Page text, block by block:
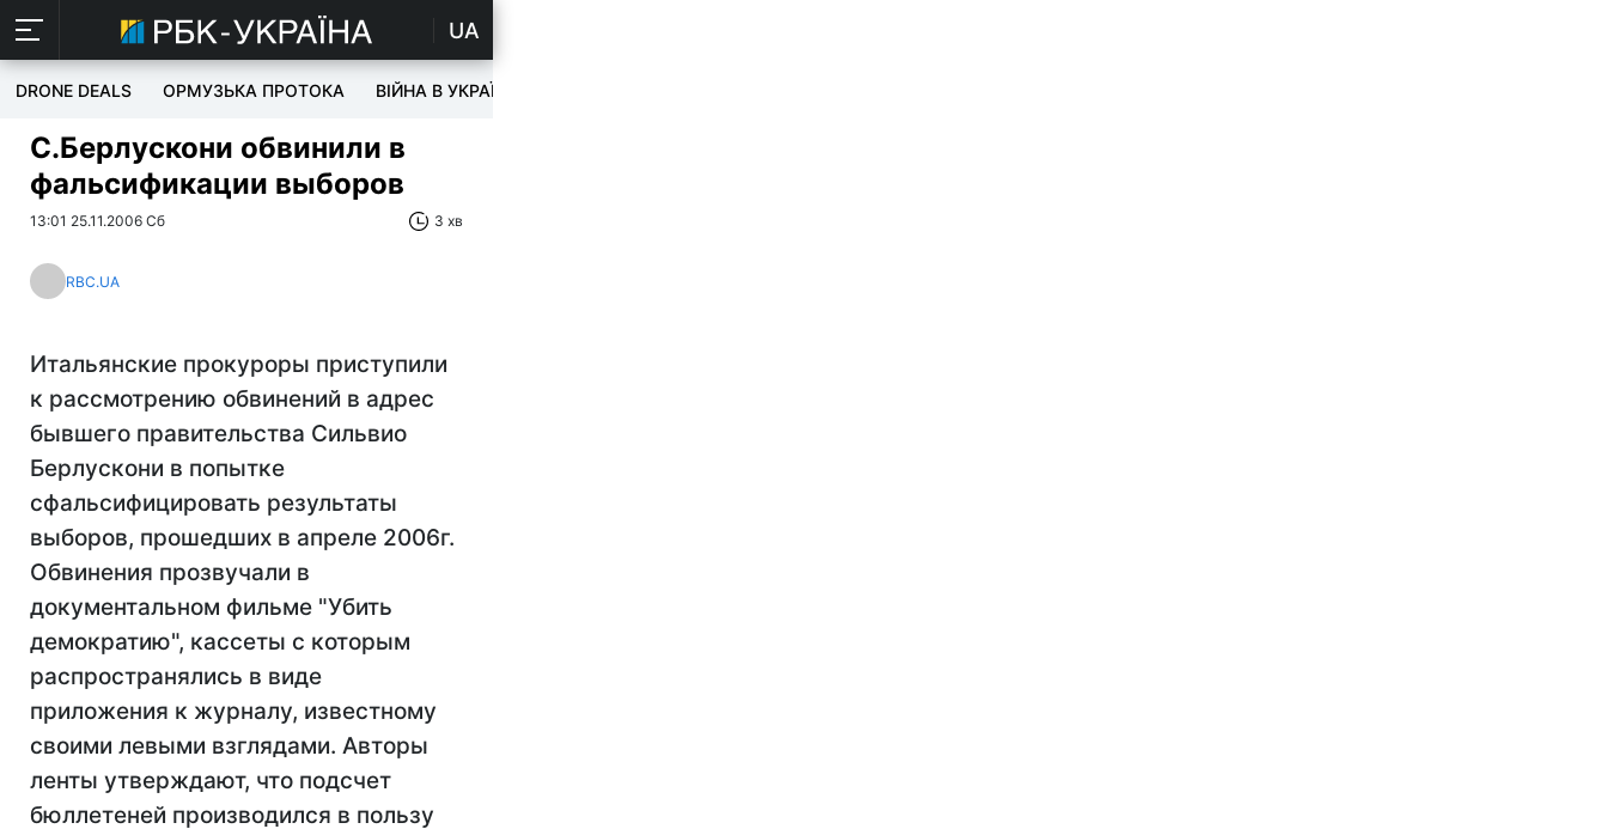
UA
DRONE DEALS ОРМУЗЬКА ПРОТОКА ВІЙНА В УКРАЇНІ
С.Берлускони обвинили в
фальсификации выборов
13:01 25.11.2006 Сб 3 хв
RBC.UA
Итальянские прокуроры приступили
к рассмотрению обвинений в адрес
бывшего правительства Сильвио
Берлускони в попытке
сфальсифицировать результаты
выборов, прошедших в апреле 2006г.
Обвинения прозвучали в
документальном фильме "Убить
демократию", кассеты с которым
распространялись в виде
приложения к журналу, известному
своими левыми взглядами. Авторы
ленты утверждают, что подсчет
бюллетеней производился в пользу